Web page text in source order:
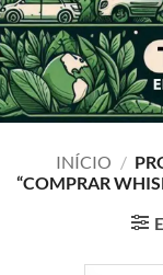
INÍCIO /
“COMPRAR